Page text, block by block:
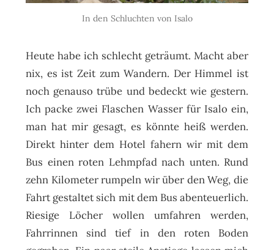
In den Schluchten von Isalo
Heute habe ich schlecht geträumt. Macht aber
nix, es ist Zeit zum Wandern. Der Himmel ist
noch genauso trübe und bedeckt wie gestern.
Ich packe zwei Flaschen Wasser für Isalo ein,
man hat mir gesagt, es könnte heiß werden.
Direkt hinter dem Hotel fahern wir mit dem
Bus einen roten Lehmpfad nach unten. Rund
zehn Kilometer rumpeln wir über den Weg, die
Fahrt gestaltet sich mit dem Bus abenteuerlich.
Riesige Löcher wollen umfahren werden,
Fahrrinnen sind tief in den roten Boden